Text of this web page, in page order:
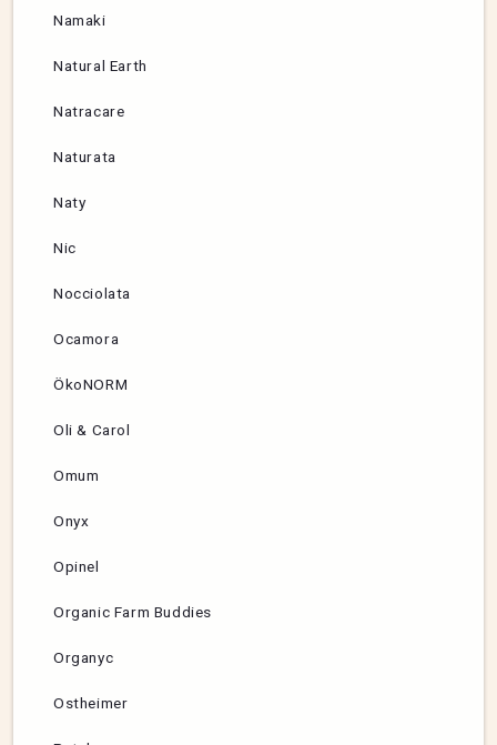
Namaki
Natural Earth
Natracare
Naturata
Naty
Nic
Nocciolata
Ocamora
ÖkoNORM
Oli & Carol
Omum
Onyx
Opinel
Organic Farm Buddies
Organyc
Ostheimer